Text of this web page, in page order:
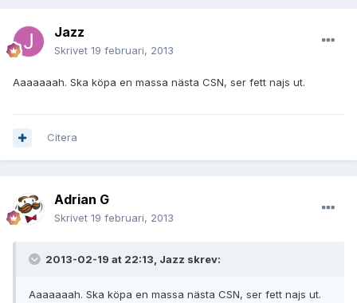
Jazz
Skrivet 19 februari, 2013
Aaaaaaah. Ska köpa en massa nästa CSN, ser fett najs ut.
Citera
Adrian G
Skrivet 19 februari, 2013
2013-02-19 at 22:13, Jazz skrev:
Aaaaaaah. Ska köpa en massa nästa CSN, ser fett najs ut.